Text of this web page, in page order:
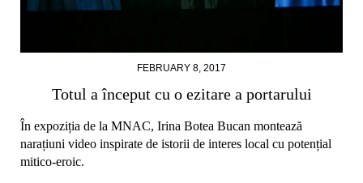
FEBRUARY 8, 2017
Totul a început cu o ezitare a portarului
În expoziția de la MNAC, Irina Botea Bucan montează
narațiuni video inspirate de istorii de interes local cu potențial
mitico-eroic.